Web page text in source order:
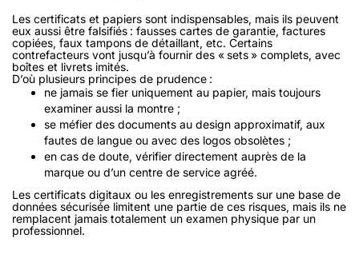
Les certificats et papiers sont indispensables, mais ils peuvent
eux aussi être falsifiés : fausses cartes de garantie, factures
copiées, faux tampons de détaillant, etc. Certains
contrefacteurs vont jusqu’à fournir des « sets » complets, avec
boîtes et livrets imités.
D’où plusieurs principes de prudence :
ne jamais se fier uniquement au papier, mais toujours
examiner aussi la montre ;
se méfier des documents au design approximatif, aux
fautes de langue ou avec des logos obsolètes ;
en cas de doute, vérifier directement auprès de la
marque ou d’un centre de service agréé.
Les certificats digitaux ou les enregistrements sur une base de
données sécurisée limitent une partie de ces risques, mais ils ne
remplacent jamais totalement un examen physique par un
professionnel.